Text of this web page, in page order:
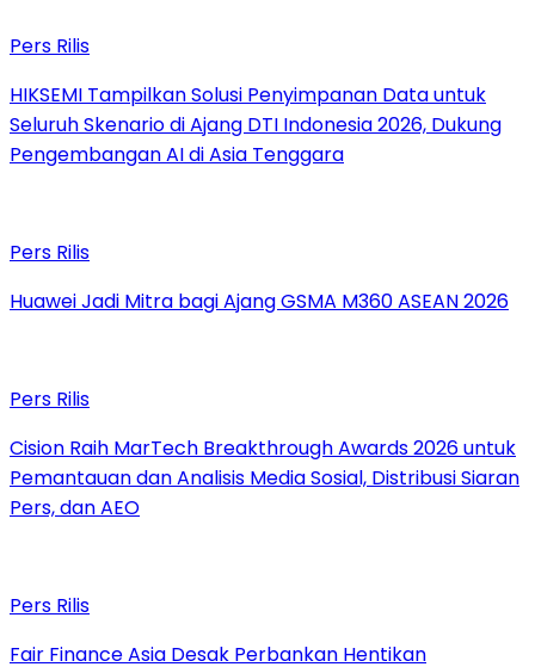
Pers Rilis
HIKSEMI Tampilkan Solusi Penyimpanan Data untuk
Seluruh Skenario di Ajang DTI Indonesia 2026, Dukung
Pengembangan AI di Asia Tenggara
Pers Rilis
Huawei Jadi Mitra bagi Ajang GSMA M360 ASEAN 2026
Pers Rilis
Cision Raih MarTech Breakthrough Awards 2026 untuk
Pemantauan dan Analisis Media Sosial, Distribusi Siaran
Pers, dan AEO
Pers Rilis
Fair Finance Asia Desak Perbankan Hentikan